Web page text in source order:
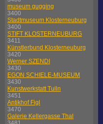
museum gugging
3400
Stadtmuseum Klosterneuburg
3400
STIFT KLOSTERNEUBURG
3411
Künstlerbund Klosterneuburg
3420
Werner SZENDI
3430
EGON SCHIELE-MUSEUM
3430
Kunstwerkstatt Tulln
3451
Antikhof Figl
3470
Galerie Kellergasse Thal